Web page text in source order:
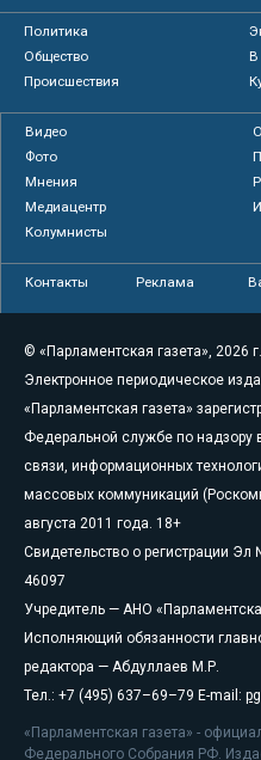
Политика
Общество
В
Происшествия
Видео
Фото
Мнения
Медиацентр
Колумнисты
Контакты Реклама
© «Парламентская газета», 2026 г.
Электронное периодическое
«Парламентская газета»
Федеральной службе по надзору
связи, информационных
массовых коммуникаций
августа 2011 года. 18+
Свидетельство о регистрации
46097
Учредитель — АНО
Исполняющий обязанности
редактора — Абдуллаев М.Р.
Тел.: +7 (495) 637–69–79 E-mail:
«Парламентская газета» -
Федерального Собрания РФ.